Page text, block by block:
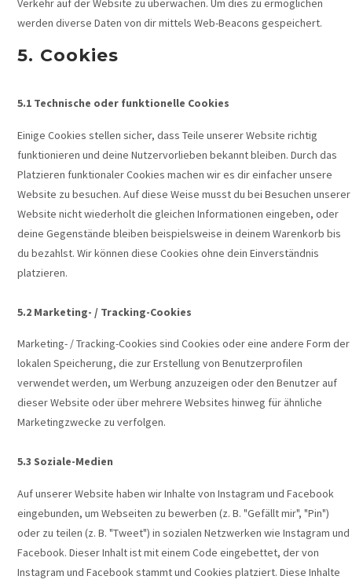
Verkehr auf der Website zu überwachen. Um dies zu ermöglichen
werden diverse Daten von dir mittels Web-Beacons gespeichert.
5. Cookies
5.1 Technische oder funktionelle Cookies
Einige Cookies stellen sicher, dass Teile unserer Website richtig
funktionieren und deine Nutzervorlieben bekannt bleiben. Durch das
Platzieren funktionaler Cookies machen wir es dir einfacher unsere
Website zu besuchen. Auf diese Weise musst du bei Besuchen unserer
Website nicht wiederholt die gleichen Informationen eingeben, oder
deine Gegenstände bleiben beispielsweise in deinem Warenkorb bis
du bezahlst. Wir können diese Cookies ohne dein Einverständnis
platzieren.
5.2 Marketing- / Tracking-Cookies
Marketing- / Tracking-Cookies sind Cookies oder eine andere Form der
lokalen Speicherung, die zur Erstellung von Benutzerprofilen
verwendet werden, um Werbung anzuzeigen oder den Benutzer auf
dieser Website oder über mehrere Websites hinweg für ähnliche
Marketingzwecke zu verfolgen.
5.3 Soziale-Medien
Auf unserer Website haben wir Inhalte von Instagram und Facebook
eingebunden, um Webseiten zu bewerben (z. B. "Gefällt mir", "Pin")
oder zu teilen (z. B. "Tweet") in sozialen Netzwerken wie Instagram und
Facebook. Dieser Inhalt ist mit einem Code eingebettet, der von
Instagram und Facebook stammt und Cookies platziert. Diese Inhalte